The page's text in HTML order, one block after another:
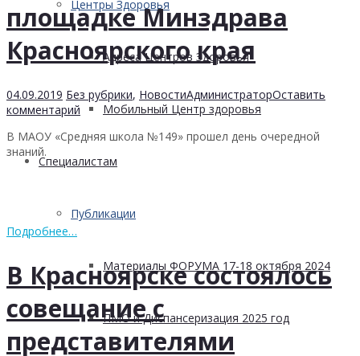
Центры Здоровья
Адреса Центров Здоровья
Мобильный Центр здоровья
Cпециалистам
Публикации
Материалы ФОРУМА 17-18 октября 2024
ПМО и Диспансеризация 2025 год
площадке Минздрава
Красноярского края
04.09.2019 Без рубрики, НовостиАдминистраторОставить
комментарий
В МАОУ «Средняя школа №149» прошел день очередной
знаний.
Подробнее…
В Красноярске состоялось
совещание с
представителями